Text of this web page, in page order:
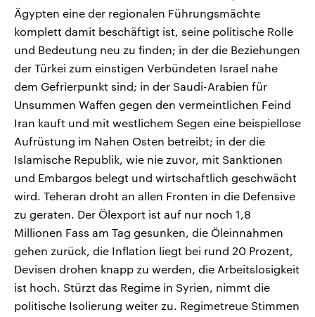
Ägypten eine der regionalen Führungsmächte
komplett damit beschäftigt ist, seine politische Rolle
und Bedeutung neu zu finden; in der die Beziehungen
der Türkei zum einstigen Verbündeten Israel nahe
dem Gefrierpunkt sind; in der Saudi-Arabien für
Unsummen Waffen gegen den vermeintlichen Feind
Iran kauft und mit westlichem Segen eine beispiellose
Aufrüstung im Nahen Osten betreibt; in der die
Islamische Republik, wie nie zuvor, mit Sanktionen
und Embargos belegt und wirtschaftlich geschwächt
wird. Teheran droht an allen Fronten in die Defensive
zu geraten. Der Ölexport ist auf nur noch 1,8
Millionen Fass am Tag gesunken, die Öleinnahmen
gehen zurück, die Inflation liegt bei rund 20 Prozent,
Devisen drohen knapp zu werden, die Arbeitslosigkeit
ist hoch. Stürzt das Regime in Syrien, nimmt die
politische Isolierung weiter zu. Regimetreue Stimmen